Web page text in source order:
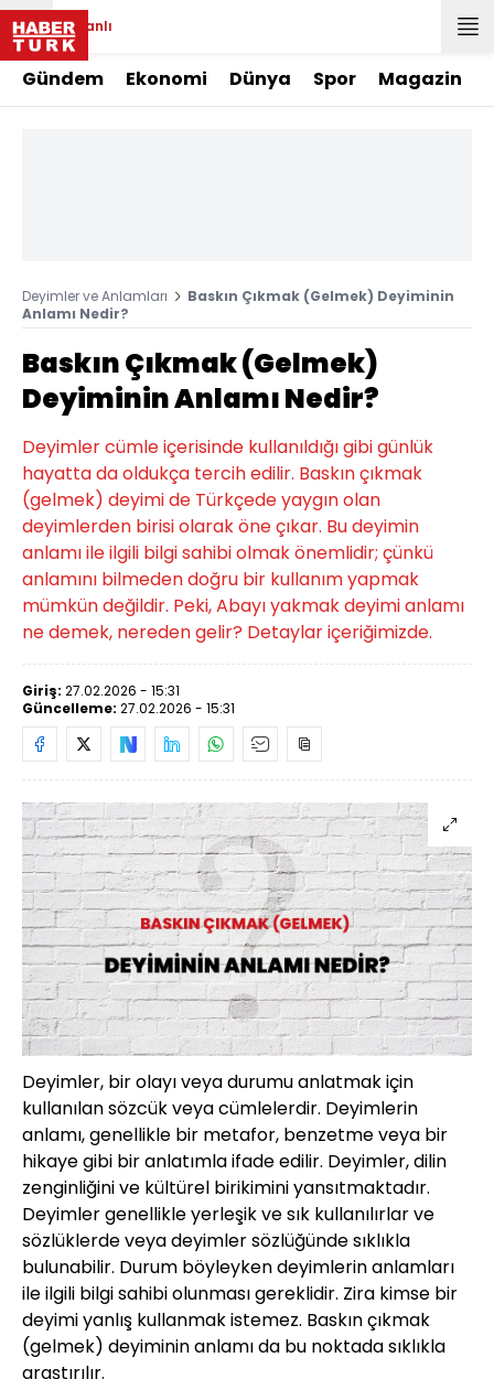
Canlı
Gündem Ekonomi Dünya Spor Magazin
Deyimler ve Anlamları
Baskın Çıkmak (Gelmek) Deyiminin
Anlamı Nedir?
Baskın Çıkmak (Gelmek)
Deyiminin Anlamı Nedir?
Deyimler cümle içerisinde kullanıldığı gibi günlük
hayatta da oldukça tercih edilir. Baskın çıkmak
(gelmek) deyimi de Türkçede yaygın olan
deyimlerden birisi olarak öne çıkar. Bu deyimin
anlamı ile ilgili bilgi sahibi olmak önemlidir; çünkü
anlamını bilmeden doğru bir kullanım yapmak
mümkün değildir. Peki, Abayı yakmak deyimi anlamı
ne demek, nereden gelir? Detaylar içeriğimizde.
Giriş: 27.02.2026 - 15:31
Güncelleme: 27.02.2026 - 15:31
Deyimler, bir olayı veya durumu anlatmak için
kullanılan sözcük veya cümlelerdir. Deyimlerin
anlamı, genellikle bir metafor, benzetme veya bir
hikaye gibi bir anlatımla ifade edilir. Deyimler, dilin
zenginliğini ve kültürel birikimini yansıtmaktadır.
Deyimler genellikle yerleşik ve sık kullanılırlar ve
sözlüklerde veya deyimler sözlüğünde sıklıkla
bulunabilir. Durum böyleyken deyimlerin anlamları
ile ilgili bilgi sahibi olunması gereklidir. Zira kimse bir
deyimi yanlış kullanmak istemez. Baskın çıkmak
(gelmek) deyiminin anlamı da bu noktada sıklıkla
araştırılır.